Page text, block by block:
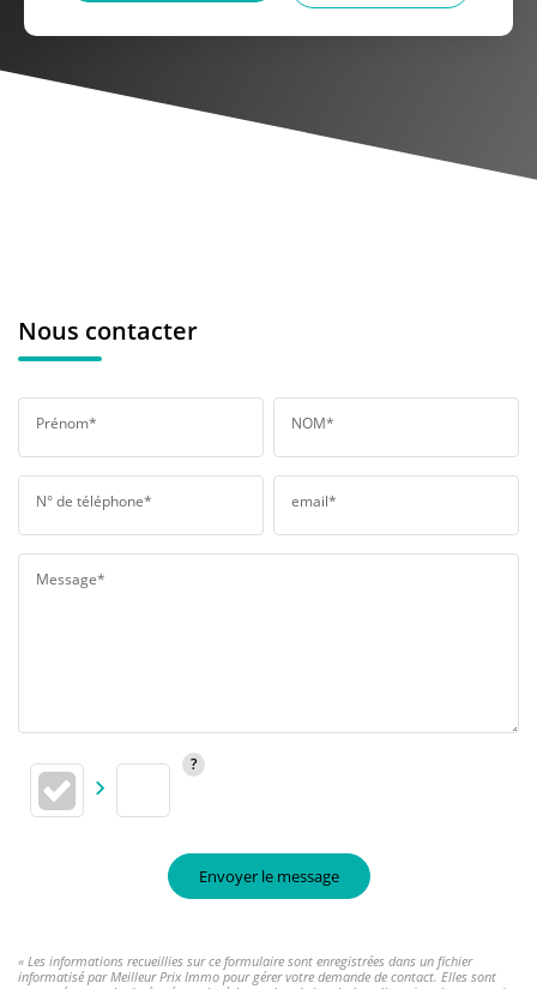
Nous contacter
Prénom* NOM*
N° de téléphone* email*
Message*
Envoyer le message
« Les informations recueillies sur ce formulaire sont enregistrées dans un fichier
informatisé par Meilleur Prix Immo pour gérer votre demande de contact. Elles sont